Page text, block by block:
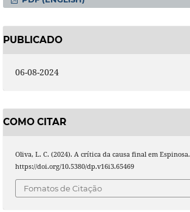
PUBLICADO
06-08-2024
COMO CITAR
Oliva, L. C. (2024). A crítica da causa final em Espinosa.
https://doi.org/10.5380/dp.v16i3.65469
Fomatos de Citação